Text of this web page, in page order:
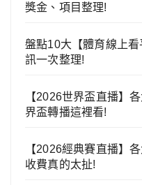
獎金、項目整理!
盤點10大【體育線上
訊一次整理!
【2026世界盃直播】
界盃轉播這裡看!
【2026經典賽直播】
收費真的太扯!